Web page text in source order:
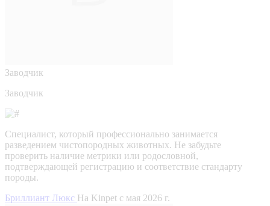
Заводчик
Заводчик
Специалист, который профессионально занимается
разведением чистопородных животных. Не забудьте
проверить наличие метрики или родословной,
подтверждающей регистрацию и соответствие стандарту
породы.
Бриллиант Люкс На Kinpet c мая 2026 г.